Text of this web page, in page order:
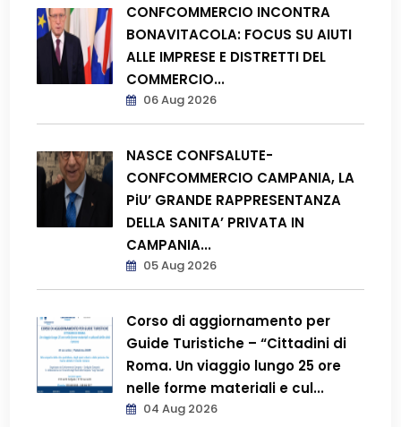
CONFCOMMERCIO INCONTRA
BONAVITACOLA: FOCUS SU AIUTI
ALLE IMPRESE E DISTRETTI DEL
COMMERCIO...
06 Aug 2026
NASCE CONFSALUTE-
CONFCOMMERCIO CAMPANIA, LA
PiU’ GRANDE RAPPRESENTANZA
DELLA SANITA’ PRIVATA IN
CAMPANIA...
05 Aug 2026
Corso di aggiornamento per
Guide Turistiche – “Cittadini di
Roma. Un viaggio lungo 25 ore
nelle forme materiali e cul...
04 Aug 2026